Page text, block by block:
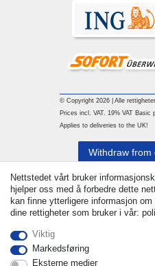
© Copyright 2026 | Alle
Prices incl. VAT. 19% VAT
Applies to deliveries to the UK!
Nettstedet vårt bruker
hjelper oss med å forbedre dette
kan finne ytterligere informasjon
dine rettigheter som bruker i vår:
Viktig
Markedsføring
Eksterne medier
Withdraw from
Ta